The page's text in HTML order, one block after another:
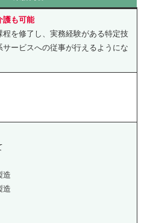
も可能
を修了し、実務経験がある特定技
ービスへの従事が行えるようにな
造
造